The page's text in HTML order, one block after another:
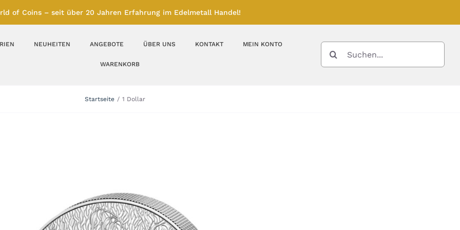
of Coins – seit über 20 Jahren Erfahrung im Edelmetall Handel!
Feinunze – Größen
Platin Andere Metalle
NEUHEITEN ANGEBOTE ÜBER UNS KONTAKT MEIN KONTO
WARENKORB
SUCHE
NACH:
Startseite 1 Dollar